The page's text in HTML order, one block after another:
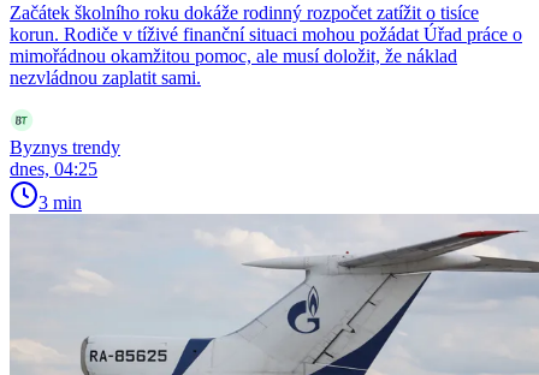
Začátek školního roku dokáže rodinný rozpočet zatížit o tisíce
korun. Rodiče v tíživé finanční situaci mohou požádat Úřad práce o
mimořádnou okamžitou pomoc, ale musí doložit, že náklad
nezvládnou zaplatit sami.
Byznys trendy
dnes, 04:25
3 min